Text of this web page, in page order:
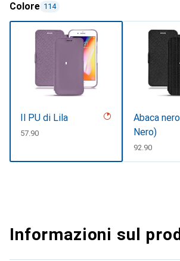
Colore 114
Il PU di Lila
CHF
57.90
Abaca
Nero)
CHF
92.90
Informazioni sul